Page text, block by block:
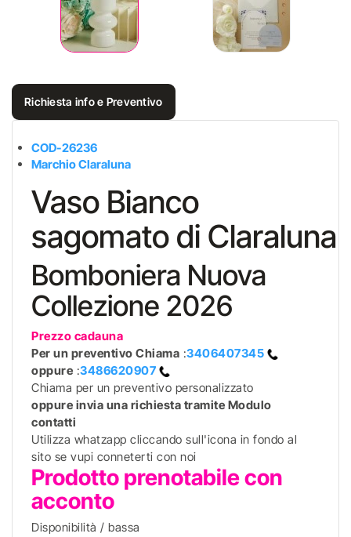
Richiesta info e Preventivo
COD-26236
Marchio Claraluna
Vaso Bianco
sagomato di Claraluna
Bomboniera Nuova
Collezione 2026
Prezzo cadauna
Per un preventivo Chiama :3406407345
oppure :3486620907
Chiama per un preventivo personalizzato
oppure invia una richiesta tramite Modulo
contatti
Utilizza whatzapp cliccando sull'icona in fondo al
sito se vupi conneterti con noi
Prodotto prenotabile con
acconto
Disponibilità / bassa